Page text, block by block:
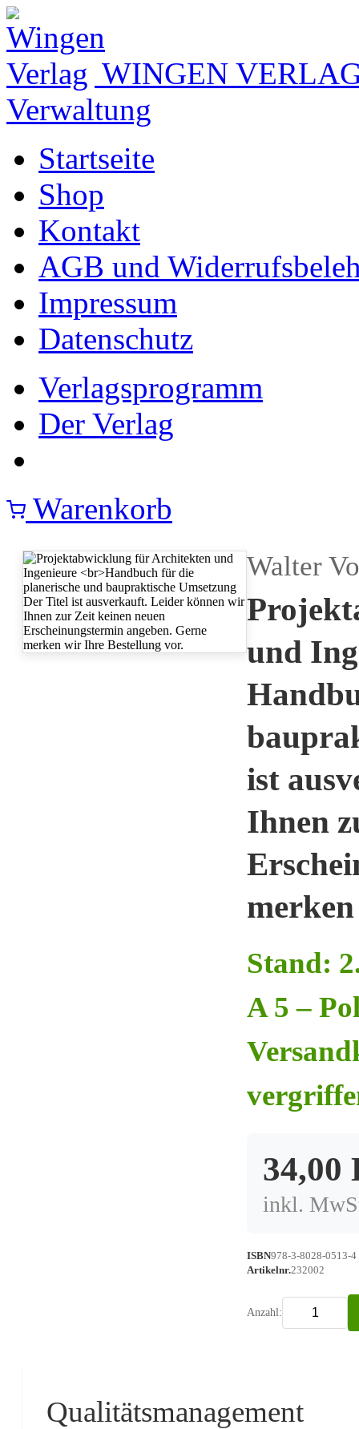
WINGEN
Verwaltung
Startseite
Shop
Kontakt
AGB und
Impressum
Datenschutz
Verlagsprogramm
Der Verlag
Warenkorb
Walter
und
ist
Ihnen
Stand:
A 5 –
34,00
inkl.
ISBN978-3-8028-0513-4
Artikelnr.232002
Anzahl:
Qualitätsmanagement